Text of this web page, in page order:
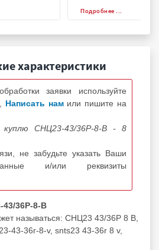
Подробнее ...
характеристики
заявки используйте
Написать нам или пишите на
куплю СНЦ23-43/36Р-8-В - 8
не забудьте указать Ваши
и/или реквизиты
36Р-8-В
называться: СНЦ23 43/36Р 8 В,
43-36r-8-v, snts23 43-36r 8 v,